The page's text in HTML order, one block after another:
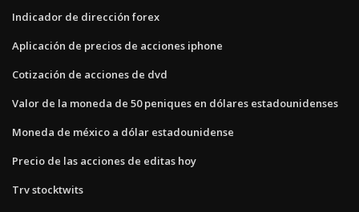
Indicador de dirección forex
Aplicación de precios de acciones iphone
Cotización de acciones de dvd
Valor de la moneda de 50 peniques en dólares estadounidenses
Moneda de méxico a dólar estadounidense
Precio de las acciones de editas hoy
Trv stocktwits